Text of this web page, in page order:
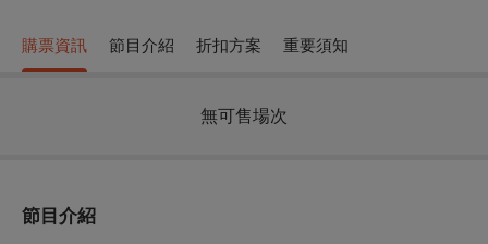
購票資訊 節目介紹 折扣方案 重要須知
無可售場次
節目介紹